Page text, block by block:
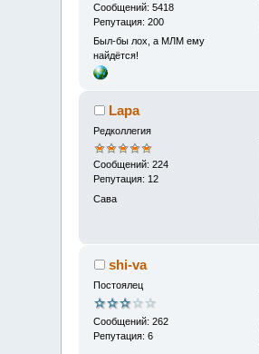
Сообщений: 5418
Репутация: 200
Был-бы лох, а МЛМ ему
найдётся!
Lapa
Редколлегия
Сообщений: 224
Репутация: 12
Сава
shi-va
Постоялец
Сообщений: 262
Репутация: 6